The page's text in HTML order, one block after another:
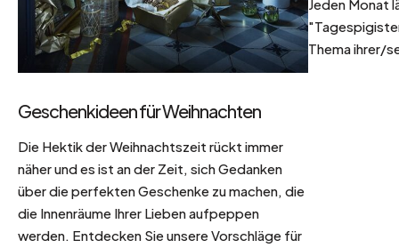
Geschenkideen für Weihnachten
Die Hektik der Weihnachtszeit rückt immer
näher und es ist an der Zeit, sich Gedanken
über die perfekten Geschenke zu machen, die
die Innenräume Ihrer Lieben aufpeppen
werden. Entdecken Sie unsere Vorschläge für
Jeden Monat
Thema ihrer/